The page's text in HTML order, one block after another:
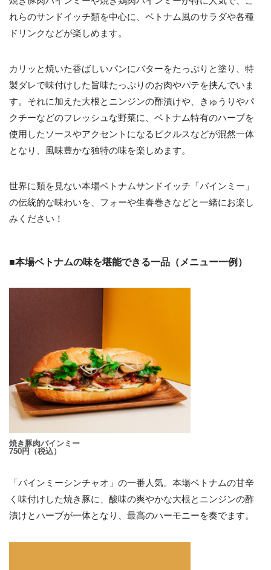
れらのサンドイッチ類を中心に、ベトナム風のサラダや各種
ドリンクなどが楽しめます。
カリッと焼いた香ばしいパンにバターをたっぷりと塗り、特
製ダレで味付けした旨味たっぷりのお肉やパテを挟んでいま
す。それに加えた大根とニンジンの酢漬けや、きゅうりやパ
クチーなどのフレッシュな野菜に、ベトナム特有のハーブを
使用したソースやアクセントになるピクルスなどが混然一体
となり、風味豊かな独特の味を楽しめます。
世界に類を見ない本場ベトナムサンドイッチ「バインミー」
の伝統的な味わいを、フォーや生春巻きなどと一緒にお楽し
みください！
■本場ベトナムの味を堪能できる一品（メニュー一例）
焼き豚肉バインミー
750円（税込）
「バインミーシンチャオ」の一番人気。本場ベトナムの甘辛
く味付けした焼き豚に、酸味の爽やかな大根とニンジンの酢
漬けとハーブが一体となり、最高のハーモニーを奏でます。